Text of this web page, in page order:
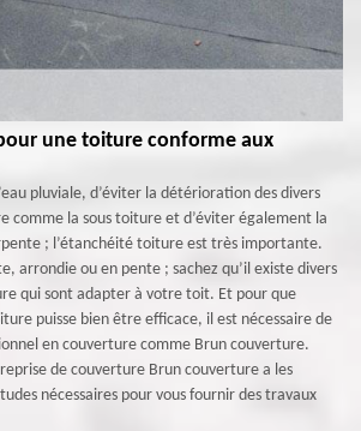
une toiture conforme aux
pluviale, d’éviter la détérioration des divers
comme la sous toiture et d’éviter également la
; l’étanchéité toiture est très importante.
arrondie ou en pente ; sachez qu’il existe divers
qui sont adapter à votre toit. Et pour que
puisse bien être efficace, il est nécessaire de
en couverture comme Brun couverture.
de couverture Brun couverture a les
nécessaires pour vous fournir des travaux